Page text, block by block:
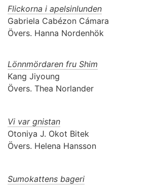
Flickorna i apelsinlunden
Gabriela Cabézon Cámara
Övers. Hanna Nordenhök
Lönnmördaren fru Shim
Kang Jiyoung
Övers. Thea Norlander
Vi var gnistan
Otoniya J. Okot Bitek
Övers. Helena Hansson
Sumokattens bageri